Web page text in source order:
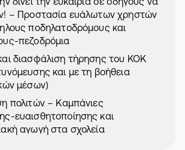
– Προστασία ευάλωτων χρηστών
ποδηλατοδρόμους και
πεζοδρόμια
διασφάλιση τήρησης του ΚΟΚ
και με τη βοήθεια
μέσων)
πολιτών – Καμπάνιες
ευαισθητοποίησης και
αγωγή στα σχολεία